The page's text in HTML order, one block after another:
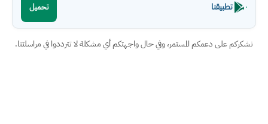
تطبيقنا تحميل
نشكركم على دعمكم المستمر، وفي حال واجهتكم أي مشكلة لا تترددوا في مراسلتنا.